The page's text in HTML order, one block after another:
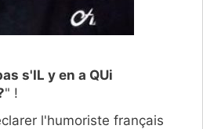
s'IL y en a QUi
" !
l'humoriste français